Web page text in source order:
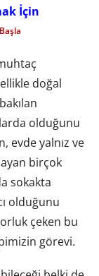
İçin
doğal
olduğunu
evde yalnız ve
birçok
sokakta
olduğunu
çeken bu
görevi.